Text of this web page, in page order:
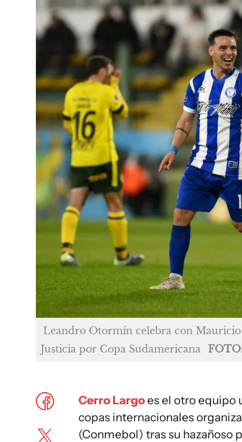
Leandro Otormín celebra con
Justicia por Copa Sudamericana
Cerro Largoes el otro equipo
copas internacionales
(Conmebol) tras su hazañoso